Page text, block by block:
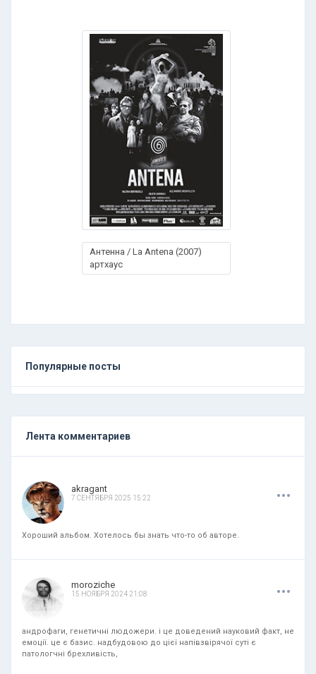
Антенна / La Antena (2007)
артхаус
Популярные посты
Лента комментариев
akragant
7 СЕНТЯБРЯ 2025 15:22 ...
Хороший альбом. Хотелось бы знать что-то об авторе.
moroziche
15 НОЯБРЯ 2024 21:08 ...
андрофаги, генетичні людожери. і це доведений науковий факт, не
емоції. це є базис. надбудовою до цієї напівзвірячої суті є
патологчні брехливість,